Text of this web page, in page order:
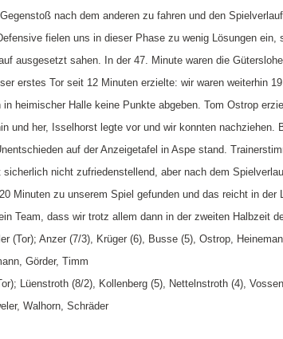
nach dem anderen zu fahren und den
fielen uns in dieser Phase zu wenig Lösungen ein,
ausgesetzt sahen. In der 47. Minute waren die
erstes Tor seit 12 Minuten erzielte: wir waren weiterhin
in heimischer Halle keine Punkte abgeben. Tom Ostrop
und her, Isselhorst legte vor und wir konnten nachziehen.
auf der Anzeigetafel in Aspe stand.
nicht zufriedenstellend, aber nach dem
Minuten zu unserem Spiel gefunden und das reicht in
Team, dass wir trotz allem dann in der zweiten Halbzeit
(Tor); Anzer (7/3), Krüger (6), Busse (5), Ostrop,
Görder, Timm
Lüenstroth (8/2), Kollenberg (5), Nettelnstroth (4),
Walhorn, Schräder